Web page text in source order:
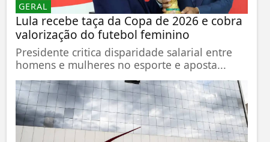
GERAL
Lula recebe taça da Copa de 2026 e cobra
valorização do futebol feminino
Presidente critica disparidade salarial entre
homens e mulheres no esporte e aposta...